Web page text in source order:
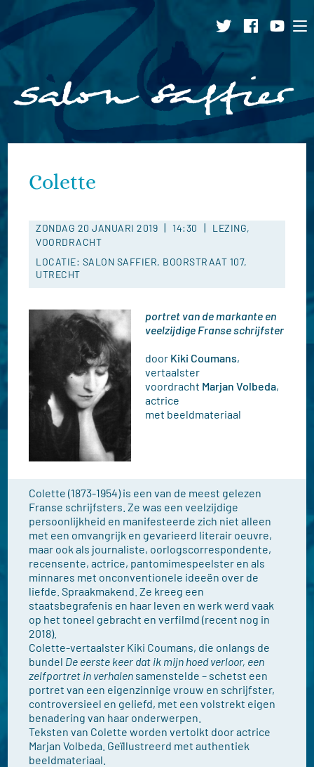
inhoud
Colette
ZONDAG 20 JANUARI 2019 | 14:30 |
LEZING,
VOORDRACHT
LOCATIE: SALON SAFFIER, BOORSTRAAT 107,
UTRECHT
portret van de markante en
veelzijdige Franse schrijfster
door Kiki Coumans,
vertaalster
voordracht Marjan Volbeda,
actrice
met beeldmateriaal
Colette (1873-1954) is een van de meest gelezen
Franse schrijfsters. Ze was een veelzijdige
persoonlijkheid en manifesteerde zich niet alleen
met een omvangrijk en gevarieerd literair oeuvre,
maar ook als journaliste, oorlogscorrespondente,
recensente, actrice, pantomimespeelster en als
minnares met onconventionele ideeën over de
liefde. Spraakmakend. Ze kreeg een
staatsbegrafenis en haar leven en werk werd vaak
op het toneel gebracht en verfilmd (recent nog in
2018).
Colette-vertaalster Kiki Coumans, die onlangs de
bundel De eerste keer dat ik mijn hoed verloor, een
zelfportret in verhalen samenstelde – schetst een
portret van een eigenzinnige vrouw en schrijfster,
controversieel en geliefd, met een volstrekt eigen
benadering van haar onderwerpen.
Teksten van Colette worden vertolkt door actrice
Marjan Volbeda. Geïllustreerd met authentiek
beeldmateriaal.